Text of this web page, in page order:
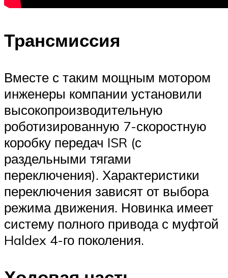
Трансмиссия
Вместе с таким мощным мотором
инженеры компании установили
высокопроизводительную
роботизированную 7-скоростную
коробку передач ISR (с
раздельными тягами
переключения). Характеристики
переключения зависят от выбора
режима движения. Новинка имеет
систему полного привода с муфтой
Haldex 4-го поколения.